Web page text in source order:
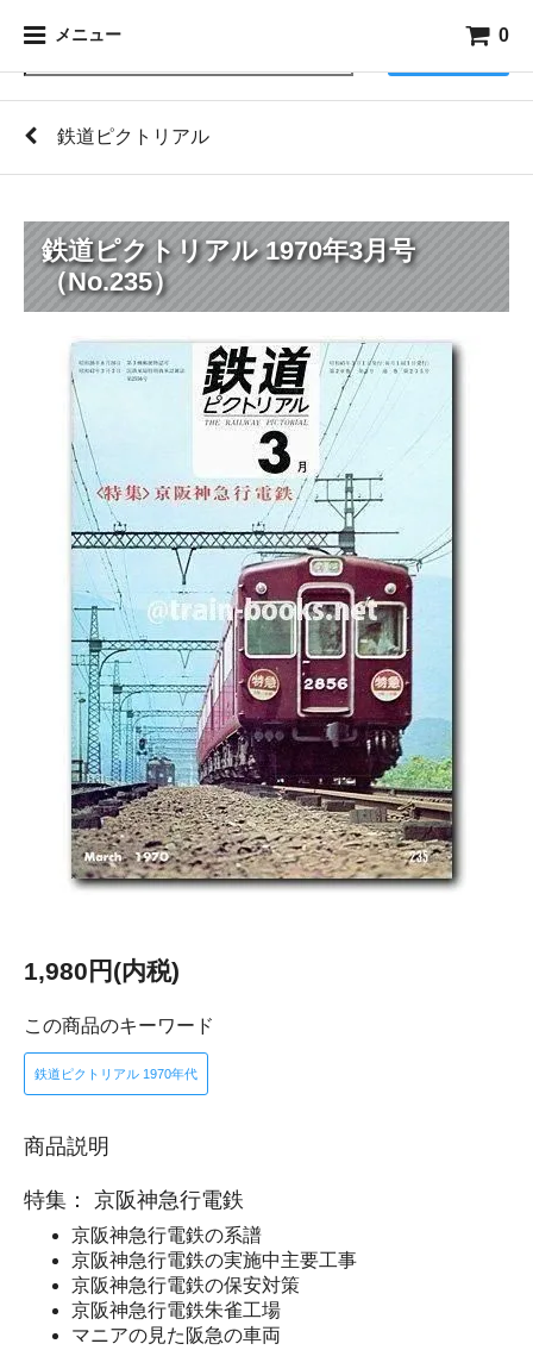
メニュー 0
鉄道ピクトリアル
鉄道ピクトリアル 1970年3月号
（No.235）
1,980円(内税)
この商品のキーワード
鉄道ピクトリアル 1970年代
商品説明
特集： 京阪神急行電鉄
京阪神急行電鉄の系譜
京阪神急行電鉄の実施中主要工事
京阪神急行電鉄の保安対策
京阪神急行電鉄朱雀工場
マニアの見た阪急の車両